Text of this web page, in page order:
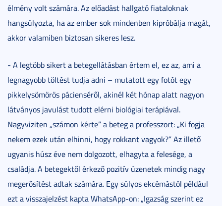
élmény volt számára. Az előadást hallgató fiataloknak
hangsúlyozta, ha az ember sok mindenben kipróbálja magát,
akkor valamiben biztosan sikeres lesz.
- A legtöbb sikert a betegellátásban értem el, ez az, ami a
legnagyobb töltést tudja adni – mutatott egy fotót egy
pikkelysömörös pácienséről, akinél két hónap alatt nagyon
látványos javulást tudott elérni biológiai terápiával.
Nagyviziten „számon kérte” a beteg a professzort: „Ki fogja
nekem ezek után elhinni, hogy rokkant vagyok?” Az illető
ugyanis húsz éve nem dolgozott, elhagyta a felesége, a
családja. A betegektől érkező pozitív üzenetek mindig nagy
megerősítést adtak számára. Egy súlyos ekcémástól például
ezt a visszajelzést kapta WhatsApp-on: „Igazság szerint ez